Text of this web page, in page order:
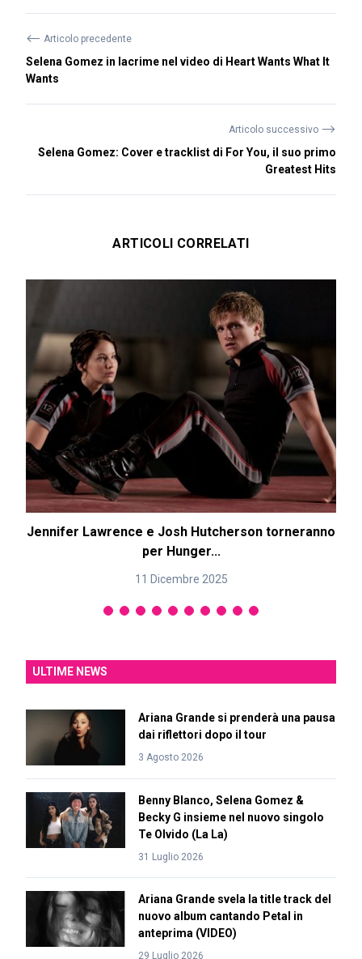
⟵ Articolo precedente
Selena Gomez in lacrime nel video di Heart Wants What It
Wants
Articolo successivo ⟶
Selena Gomez: Cover e tracklist di For You, il suo primo
Greatest Hits
ARTICOLI CORRELATI
Jennifer Lawrence e Josh Hutcherson torneranno
per Hunger...
11 Dicembre 2025
ULTIME NEWS
Ariana Grande si prenderà una pausa
dai riflettori dopo il tour
3 Agosto 2026
Benny Blanco, Selena Gomez &
Becky G insieme nel nuovo singolo
Te Olvido (La La)
31 Luglio 2026
Ariana Grande svela la title track del
nuovo album cantando Petal in
anteprima (VIDEO)
29 Luglio 2026